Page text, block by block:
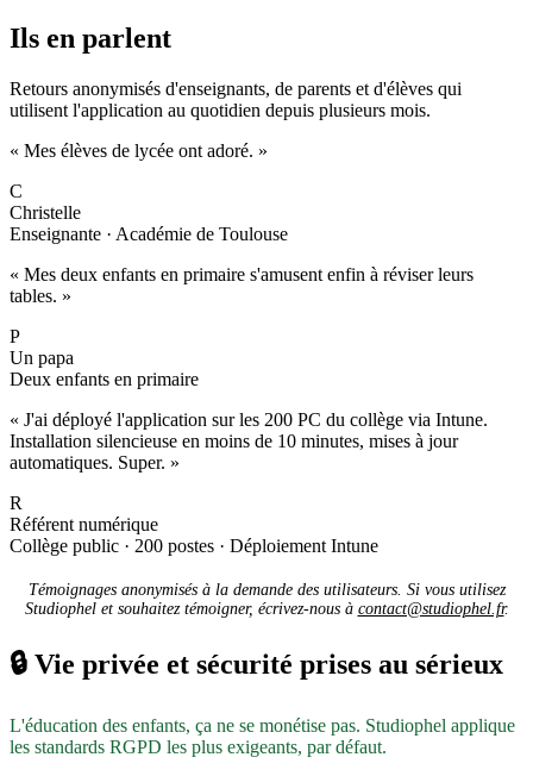
Ils en parlent
Retours anonymisés d'enseignants, de parents et d'élèves qui
utilisent l'application au quotidien depuis plusieurs mois.
« Mes élèves de lycée ont adoré. »
C
Christelle
Enseignante · Académie de Toulouse
« Mes deux enfants en primaire s'amusent enfin à réviser leurs
tables. »
P
Un papa
Deux enfants en primaire
« J'ai déployé l'application sur les 200 PC du collège via Intune.
Installation silencieuse en moins de 10 minutes, mises à jour
automatiques. Super. »
R
Référent numérique
Collège public · 200 postes · Déploiement Intune
Témoignages anonymisés à la demande des utilisateurs. Si vous utilisez
Studiophel et souhaitez témoigner, écrivez-nous à contact@studiophel.fr.
🔒 Vie privée et sécurité prises au sérieux
L'éducation des enfants, ça ne se monétise pas. Studiophel applique
les standards RGPD les plus exigeants, par défaut.